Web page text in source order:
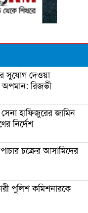
সুযোগ দেওয়া
অপমান: রিজভী
হাফিজুরের জামিন
নির্দেশ
চক্রের আসামিদের
পুলিশ কমিশনারকে